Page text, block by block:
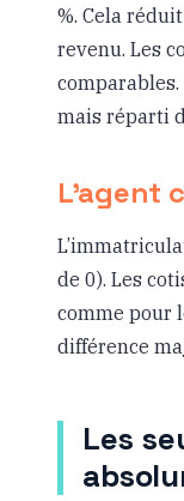
%. Cela
revenu. Les
mais réparti
L’agent
de 0). Les
comme pour
différence
Les